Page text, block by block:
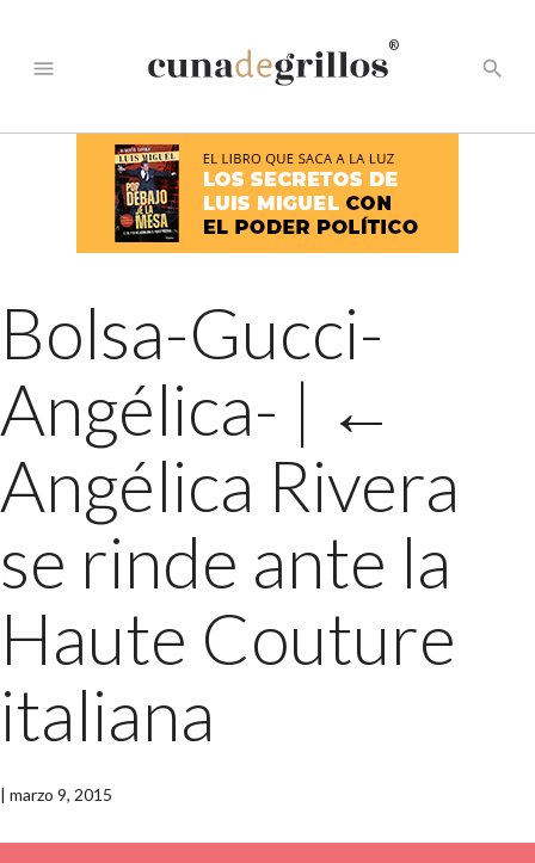
menu
®
search
Bolsa-Gucci-
Angélica- | ←
Angélica Rivera
se rinde ante la
Haute Couture
italiana
| marzo 9, 2015